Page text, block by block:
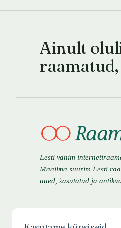
Ainult
Eesti vanim
Maailma suurim Eesti
uued, kasutatud ja